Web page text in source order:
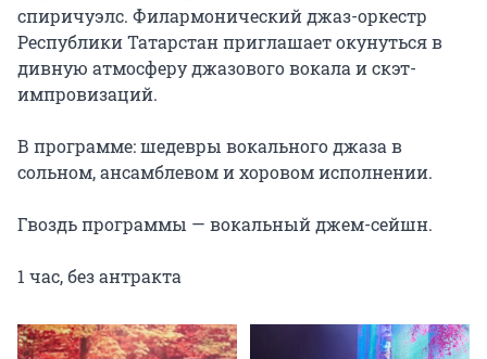
спиричуэлс. Филармонический джаз-оркестр
Республики Татарстан приглашает окунуться в
дивную атмосферу джазового вокала и скэт-
импровизаций.
В программе: шедевры вокального джаза в
сольном, ансамблевом и хоровом исполнении.
Гвоздь программы — вокальный джем-сейшн.
1 час, без антракта